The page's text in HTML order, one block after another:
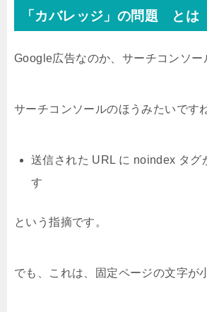
「カバレッジ」の問題 とは
Google広告なのか、サーチコンソー
サーチコンソールのほうみたいです
送信された URL に noindex タグ
す
という指摘です。
でも、これは、固定ページの文字が